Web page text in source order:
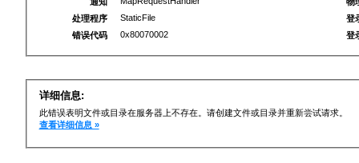
处理程序
StaticFile
错误代码
0x80070002
登
登
详细信息:
此错误表明文件或目录在服务器上不存在。请创建文件或目录并重新尝试请求。
查看详细信息 »